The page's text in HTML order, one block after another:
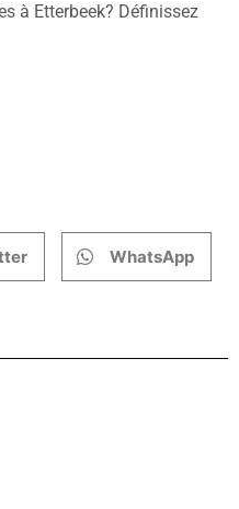
à Etterbeek? Définissez
WhatsApp